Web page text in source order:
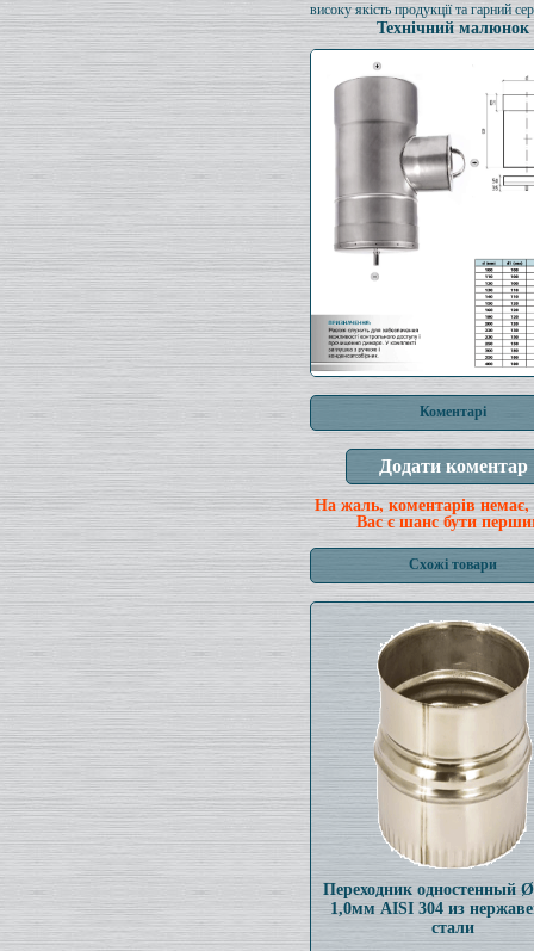
високу якість продукції та гарний
Технічний малюнок
Коментарі
На жаль, коментарів немає,
Вас є шанс бути
Схожі товари
Переходник одностенный
1,0мм AISI 304 из
стали